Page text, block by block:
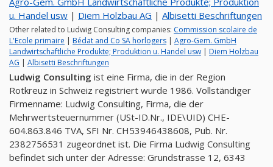
u. Handel usw | Diem Holzbau AG | Albisetti Beschriftungen
Other related to Ludwig Consulting companies: Commission scolaire de
L'Ecole primaire | Bédat and Co SA horlogers | Agro-Gem. GmbH
Landwirtschaftliche Produkte; Produktion u. Handel usw | Diem Holzbau
AG | Albisetti Beschriftungen
Ludwig Consulting ist eine Firma, die in der Region
Rotkreuz in Schweiz registriert wurde 1986. Vollständiger
Firmenname: Ludwig Consulting, Firma, die der
Mehrwertsteuernummer (USt-ID.Nr., IDE\UID) CHE-
604.863.846 TVA, SFI Nr. CH53946438608, Pub. Nr.
2382756531 zugeordnet ist. Die Firma Ludwig Consulting
befindet sich unter der Adresse: Grundstrasse 12, 6343